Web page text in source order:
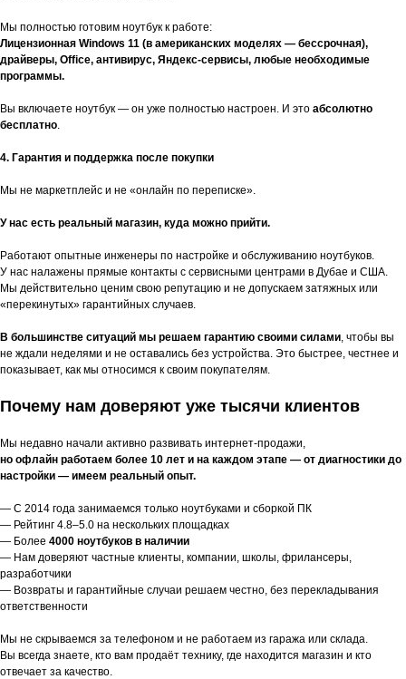
Мы полностью готовим ноутбук к работе:
Лицензионная Windows 11 (в американских моделях — бессрочная),
драйверы, Office, антивирус, Яндекс-сервисы, любые необходимые
программы.
Вы включаете ноутбук — он уже полностью настроен. И это абсолютно
бесплатно.
4. Гарантия и поддержка после покупки
Мы не маркетплейс и не «онлайн по переписке».
У нас есть реальный магазин, куда можно прийти.
Работают опытные инженеры по настройке и обслуживанию ноутбуков.
У нас налажены прямые контакты с сервисными центрами в Дубае и США.
Мы действительно ценим свою репутацию и не допускаем затяжных или
«перекинутых» гарантийных случаев.
В большинстве ситуаций мы решаем гарантию своими силами, чтобы вы
не ждали неделями и не оставались без устройства. Это быстрее, честнее и
показывает, как мы относимся к своим покупателям.
Почему нам доверяют уже тысячи клиентов
Мы недавно начали активно развивать интернет-продажи,
но офлайн работаем более 10 лет и на каждом этапе — от диагностики до
настройки — имеем реальный опыт.
— С 2014 года занимаемся только ноутбуками и сборкой ПК
— Рейтинг 4.8–5.0 на нескольких площадках
— Более 4000 ноутбуков в наличии
— Нам доверяют частные клиенты, компании, школы, фрилансеры,
разработчики
— Возвраты и гарантийные случаи решаем честно, без перекладывания
ответственности
Мы не скрываемся за телефоном и не работаем из гаража или склада.
Вы всегда знаете, кто вам продаёт технику, где находится магазин и кто
отвечает за качество.